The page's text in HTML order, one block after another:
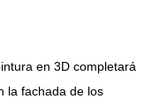
en 3D completará
la fachada de los